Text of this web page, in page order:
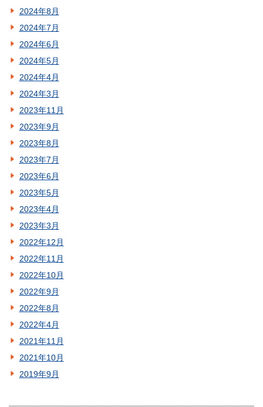
2024年8月
2024年7月
2024年6月
2024年5月
2024年4月
2024年3月
2023年11月
2023年9月
2023年8月
2023年7月
2023年6月
2023年5月
2023年4月
2023年3月
2022年12月
2022年11月
2022年10月
2022年9月
2022年8月
2022年4月
2021年11月
2021年10月
2019年9月